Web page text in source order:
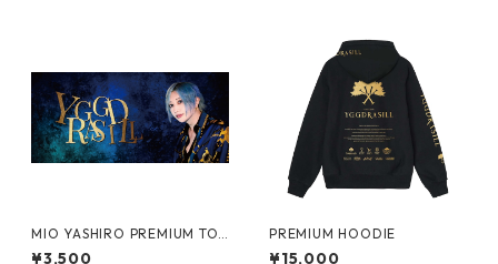
MIO YASHIRO PREMIUM TO
WEL2
¥3,500
PREMIUM HOODIE
¥15,000